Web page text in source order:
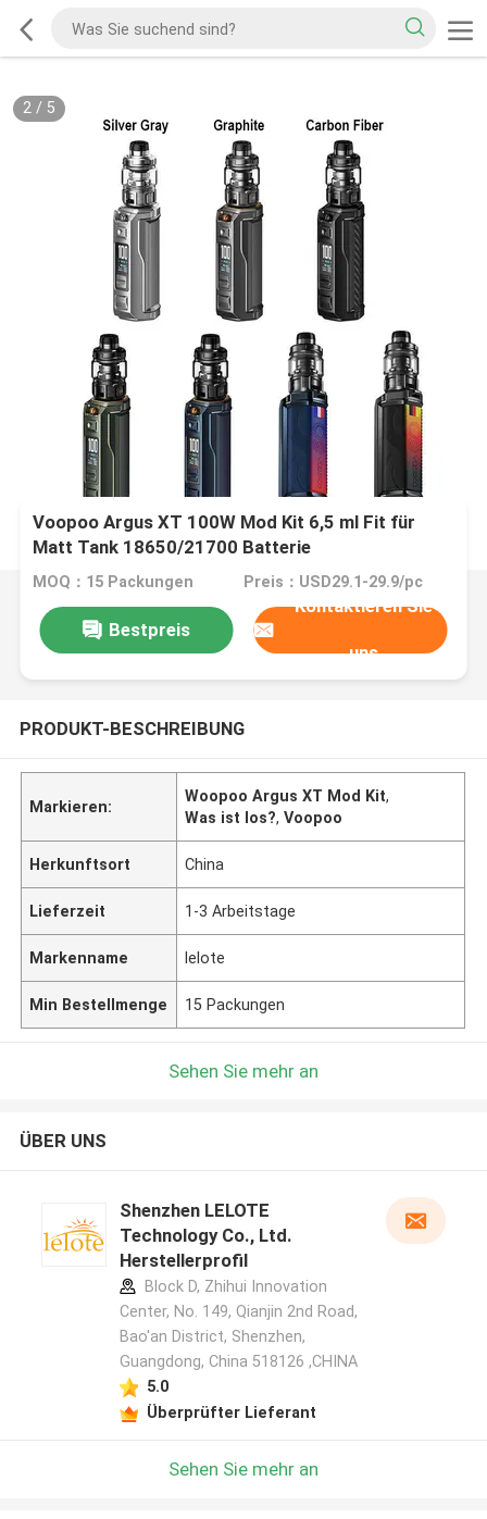
2/ 5
Voopoo Argus XT 100W Mod Kit 6,5 ml Fit für
Matt Tank 18650/21700 Batterie
MOQ：15 Packungen Preis：USD29.1-29.9/pc
Bestpreis
Kontaktieren Sie
uns
PRODUKT-BESCHREIBUNG
Markieren:
Woopoo Argus XT Mod Kit,
Was ist los?,Voopoo
Herkunftsort China
Lieferzeit 1-3 Arbeitstage
Markenname lelote
Min Bestellmenge 15 Packungen
Sehen Sie mehr an
ÜBER UNS
Shenzhen LELOTE
Technology Co., Ltd.
Herstellerprofil
Block D, Zhihui Innovation
Center, No. 149, Qianjin 2nd Road,
Bao'an District, Shenzhen,
Guangdong, China 518126 ,CHINA
5.0
Überprüfter Lieferant
Sehen Sie mehr an